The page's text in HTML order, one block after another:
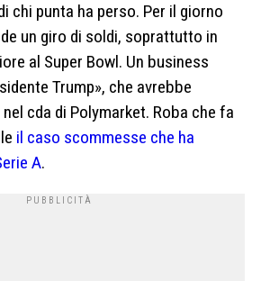
chi punta ha perso. Per il giorno
un giro di soldi, soprattutto in
al Super Bowl. Un business
Trump», che avrebbe
cda di Polymarket. Roba che fa
il caso scommesse che ha
A.